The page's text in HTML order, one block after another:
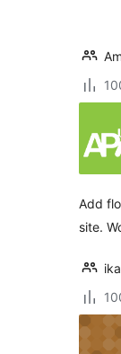
Add
site.